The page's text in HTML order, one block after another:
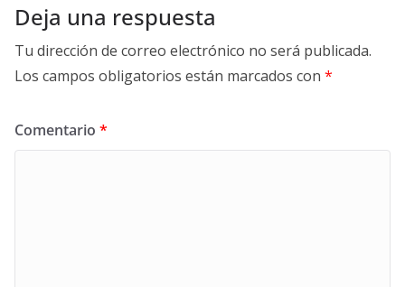
Deja una respuesta
Tu dirección de correo electrónico no será publicada.
Los campos obligatorios están marcados con *
Comentario *